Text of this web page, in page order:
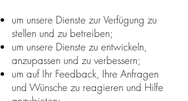
um unsere Dienste zur Verfügung zu
stellen und zu betreiben;
um unsere Dienste zu entwickeln,
anzupassen und zu verbessern;
um auf Ihr Feedback, Ihre Anfragen
und Wünsche zu reagieren und Hilfe